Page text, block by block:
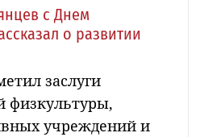
с Днем
о развитии
заслуги
физкультуры,
учреждений и